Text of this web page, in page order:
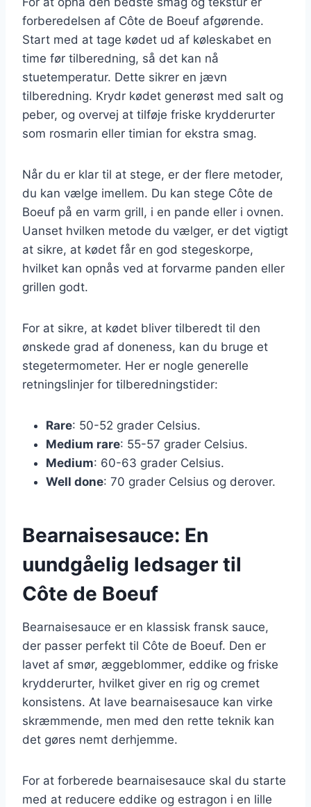
forberedelsen af Côte de Boeuf afgørende.
Start med at tage kødet ud af køleskabet en
time før tilberedning, så det kan nå
stuetemperatur. Dette sikrer en jævn
tilberedning. Krydr kødet generøst med salt og
peber, og overvej at tilføje friske krydderurter
som rosmarin eller timian for ekstra smag.
Når du er klar til at stege, er der flere metoder,
du kan vælge imellem. Du kan stege Côte de
Boeuf på en varm grill, i en pande eller i ovnen.
Uanset hvilken metode du vælger, er det vigtigt
at sikre, at kødet får en god stegeskorpe,
hvilket kan opnås ved at forvarme panden eller
grillen godt.
For at sikre, at kødet bliver tilberedt til den
ønskede grad af doneness, kan du bruge et
stegetermometer. Her er nogle generelle
retningslinjer for tilberedningstider:
Rare: 50-52 grader Celsius.
Medium rare: 55-57 grader Celsius.
Medium: 60-63 grader Celsius.
Well done: 70 grader Celsius og derover.
Bearnaisesauce: En
uundgåelig ledsager til
Côte de Boeuf
Bearnaisesauce er en klassisk fransk sauce,
der passer perfekt til Côte de Boeuf. Den er
lavet af smør, æggeblommer, eddike og friske
krydderurter, hvilket giver en rig og cremet
konsistens. At lave bearnaisesauce kan virke
skræmmende, men med den rette teknik kan
det gøres nemt derhjemme.
For at forberede bearnaisesauce skal du starte
med at reducere eddike og estragon i en lille